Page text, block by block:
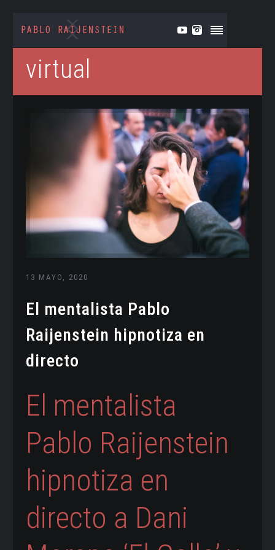
virtual
13 MAYO, 2020
El mentalista Pablo
Raijenstein hipnotiza en
directo
El mentalista
Pablo Raijenstein
hipnotiza en
directo a Dani